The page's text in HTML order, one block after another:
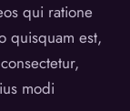
qui ratione
quisquam est,
modi